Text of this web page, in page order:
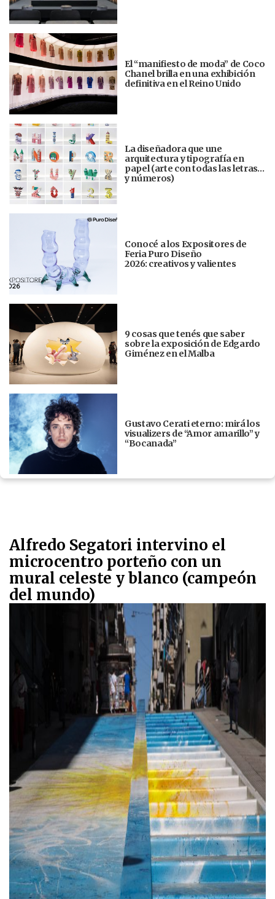
El “manifiesto de moda” de Coco
Chanel brilla en una exhibición
definitiva en el Reino Unido
La diseñadora que une
arquitectura y tipografía en
papel (arte con todas las letras…
y números)
Conocé a los Expositores de
Feria Puro Diseño
2026: creativos y valientes
9 cosas que tenés que saber
sobre la exposición de Edgardo
Giménez en el Malba
Gustavo Cerati eterno: mirá los
visualizers de “Amor amarillo” y
“Bocanada”
Alfredo Segatori intervino el
microcentro porteño con un
mural celeste y blanco (campeón
del mundo)